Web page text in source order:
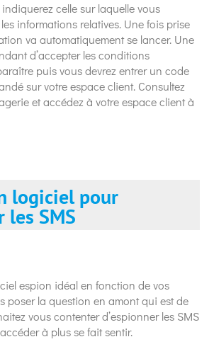
celle sur laquelle vous
informations relatives. Une fois prise
va automatiquement se lancer. Une
d’accepter les conditions
puis vous devrez entrer un code
sur votre espace client. Consultez
et accédez à votre espace client à
logiciel pour
les SMS
espion idéal en fonction de vos
poser la question en amont qui est de
vous contenter d’espionner les SMS
à plus se fait sentir.